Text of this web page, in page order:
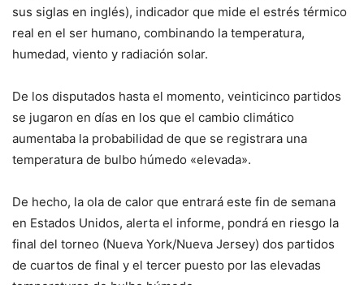
sus siglas en inglés), indicador que mide el estrés térmico
real en el ser humano, combinando la temperatura,
humedad, viento y radiación solar.
De los disputados hasta el momento, veinticinco partidos
se jugaron en días en los que el cambio climático
aumentaba la probabilidad de que se registrara una
temperatura de bulbo húmedo «elevada».
De hecho, la ola de calor que entrará este fin de semana
en Estados Unidos, alerta el informe, pondrá en riesgo la
final del torneo (Nueva York/Nueva Jersey) dos partidos
de cuartos de final y el tercer puesto por las elevadas